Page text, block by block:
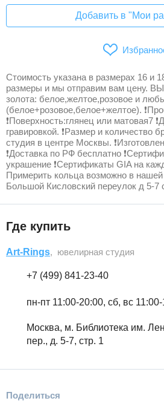
Добавить в "Мои
Стоимость указана в размерах 16 и
размеры и мы отправим вам цену. ВЫ
золота: белое,желтое,розовое и
(белое+розовое,белое+желтое).
❗Поверхность:глянец или матовая7
гравировкой. ❗Размер и количество
студия в центре Москвы.
❗Доставка по РФ бесплатно
украшение ❗Сертификаты GIA на
Примерить кольца возможно в
Большой Кисловский переулок д 5-7
Где купить
Art-Rings, ювелирная студия
+7 (499) 841-23-40
пн-пт 11:00-20:00, сб, вс
Москва, м. Библиотека им.
пер., д. 5-7, стр. 1
Поделиться